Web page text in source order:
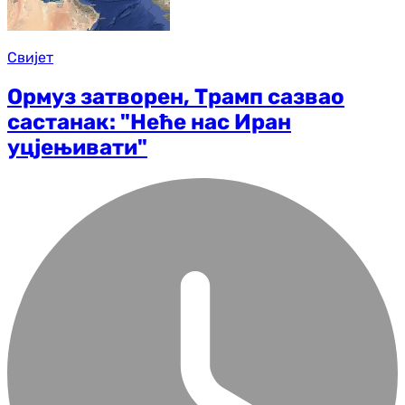
Свијет
Ормуз затворен, Трамп сазвао
састанак: "Неће нас Иран
уцјењивати"